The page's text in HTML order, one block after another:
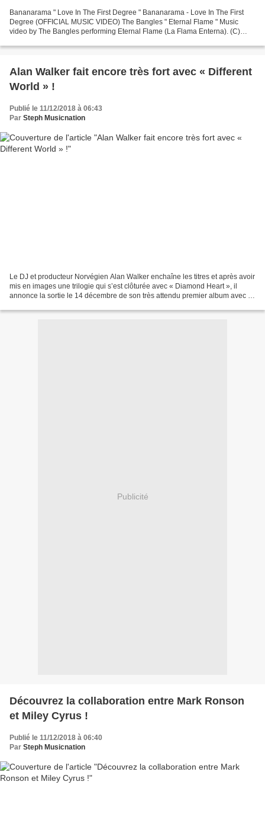
Bananarama " Love In The First Degree " Bananarama - Love In The First
Degree (OFFICIAL MUSIC VIDEO) The Bangles " Eternal Flame " Music
video by The Bangles performing Eternal Flame (La Flama Enterna). (C)
Alan Walker fait encore très fort avec « Different
World » !
Publié le 11/12/2018 à 06:43
Par Steph Musicnation
Le DJ et producteur Norvégien Alan Walker enchaîne les titres et après avoir
mis en images une trilogie qui s’est clôturée avec « Diamond Heart », il
annonce la sortie le 14 décembre de son très attendu premier album avec «
Publicité
Découvrez la collaboration entre Mark Ronson
et Miley Cyrus !
Publié le 11/12/2018 à 06:40
Par Steph Musicnation